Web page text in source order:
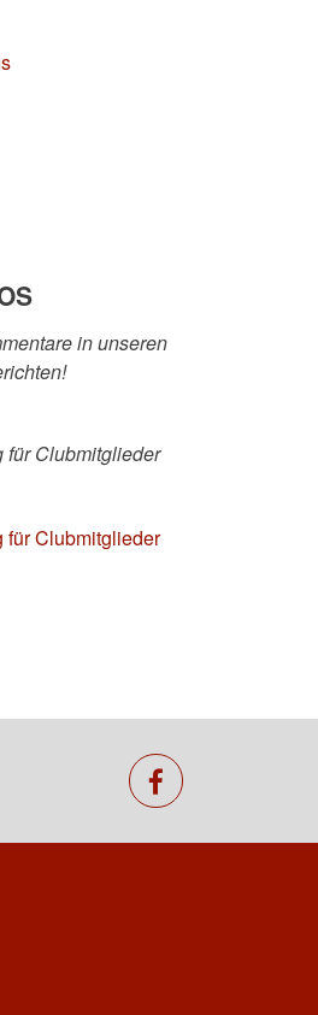
in unseren
für Clubmitglieder
für Clubmitglieder
facebook